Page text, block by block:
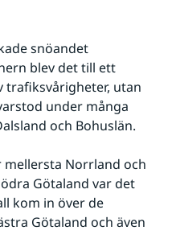
blev det till ett
trafiksvårigheter, utan
under många
och Bohuslän.
Götaland var det
kom in över de
Götaland och även